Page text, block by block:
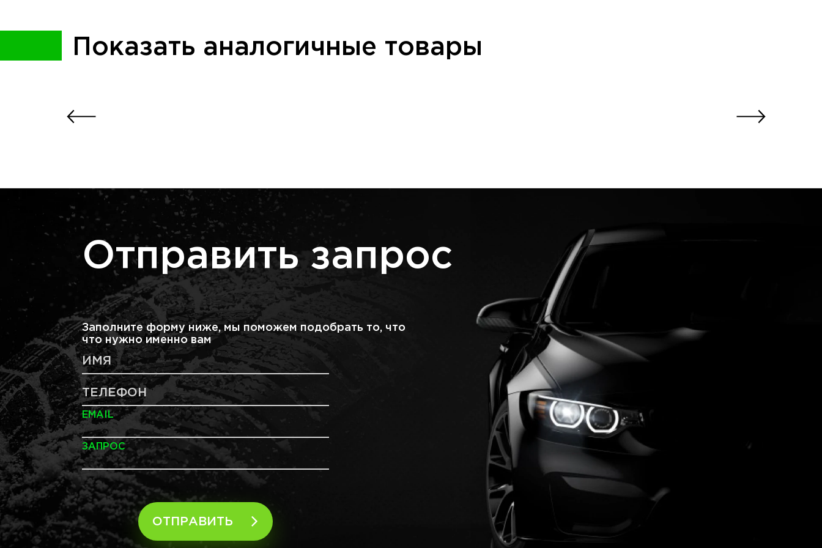
Показать аналогичные товары
Отправить запрос
Заполните форму ниже, мы поможем подобрать то, что
что нужно именно вам
ИМЯ
ТЕЛЕФОН
EMAIL
ЗАПРОС
ОТПРАВИТЬ